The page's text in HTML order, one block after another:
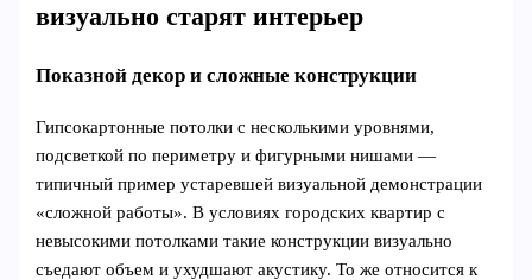
визуально старят интерьер
Показной декор и сложные конструкции
Гипсокартонные потолки с несколькими уровнями,
подсветкой по периметру и фигурными нишами —
типичный пример устаревшей визуальной демонстрации
«сложной работы». В условиях городских квартир с
невысокими потолками такие конструкции визуально
съедают объем и ухудшают акустику. То же относится к